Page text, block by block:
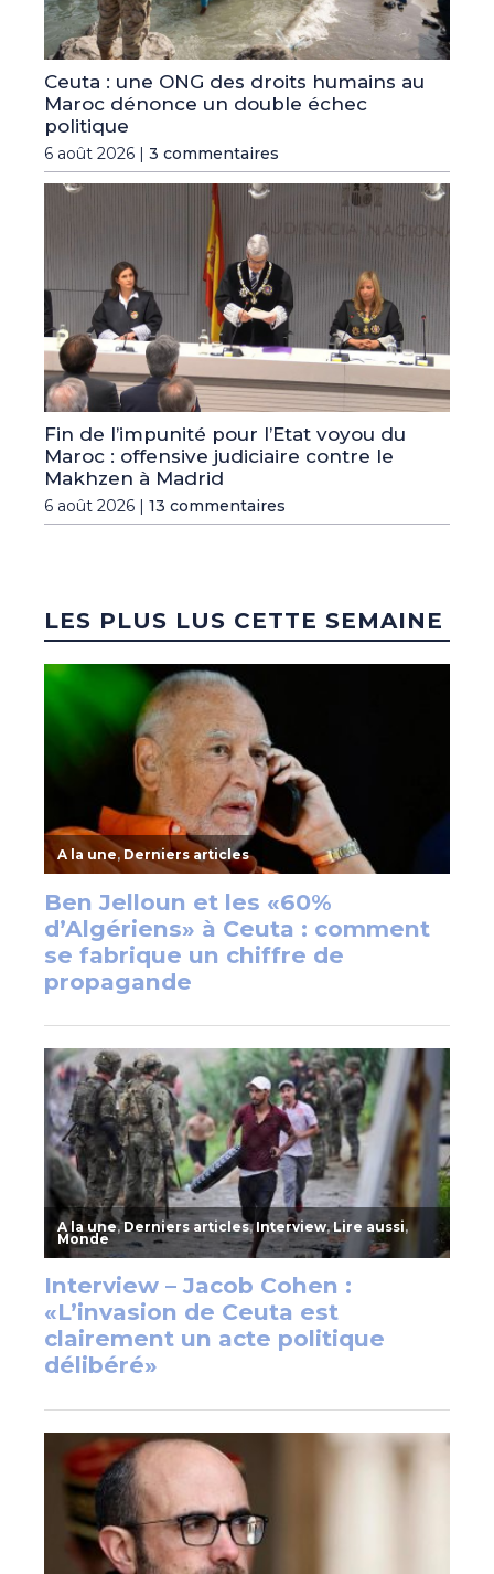
Ceuta : une ONG des droits humains au
Maroc dénonce un double échec
politique
6 août 2026 | 3 commentaires
Fin de l’impunité pour l’Etat voyou du
Maroc : offensive judiciaire contre le
Makhzen à Madrid
6 août 2026 | 13 commentaires
LES PLUS LUS CETTE SEMAINE